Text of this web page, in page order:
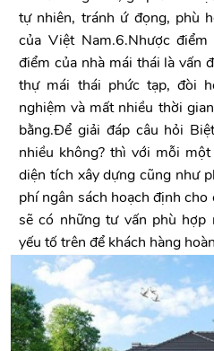
tự nhiên, tránh ứ đọng, phù
của Việt Nam.6.Nhược
điểm của nhà mái thái là vấn
thự mái thái phức tạp, đòi
nghiệm và mất nhiều thời
bằng.Để giải đáp câu hỏi
nhiều không? thì với mỗi
diện tích xây dựng cũng như
phí ngân sách hoạch định
sẽ có những tư vấn phù hợp
yếu tố trên để khách hàng